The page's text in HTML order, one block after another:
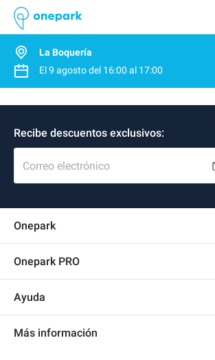
La Boquería
El9 agostodel 16:00 al 17:00
Recibe descuentos exclusivos:
Correo electrónico
Onepark
Onepark PRO
Convertirse en colaborador
Acceder a mi área de colaborador
Ayuda
Más información